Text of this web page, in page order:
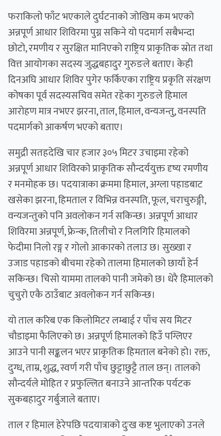
फराकिलो फाँट भएकाले दुर्घटनाको जोखिम कम भएको
अन्नपूर्ण आधार शिविरमा पुग्न सकिने यो पदमार्ग सबैभन्दा
छोटो, रमणीय र सुरक्षित मानिएको राष्ट्रिय प्राकृतिक स्रोत तथा
वित्त आयोगका सदस्य जुद्धबहादुर गुरुङले बताए। केही
दिनअघि आधार शिविर पुगेर फर्किएका राष्ट्रिय प्रकृति संरक्षण
कोषका पूर्व सदस्यसचिव समेत रहेका गुरुङले हिमाल
आरोहण मात्र नभएर झरना, ताल, हिमाल, वन्यजन्तु, वनस्पति
पदमार्गको आकर्षण भएको बताए।
समुद्री सतहदेखि चार हजार ३०५ मिटर उचाइमा रहेको
अन्नपूर्ण आधार शिविरको प्राकृतिक सौन्दर्ययुक्त दृष्य रमणीय
र मनमोहक छ। पदयात्राका क्रममा हिमाल, अग्ला पहाडबाट
खसेका झरना, हिमताल र विभिन्न वनस्पति, फूल, चराचुरुङ्गी,
वन्यजन्तुको पनि अवलोकन गर्न सकिन्छ। अन्नपूर्ण आधार
शिविरमा अन्नपूर्ण, फ्रेन्क, तिलीचो र निलगिरि हिमालको
फेदीमा निलो रङ्ग र गोलो आकारको तलाउ छ। सुख्खा र
उजाड पहाडको बीचमा रहेको तालमा हिमालको छायाँ हेर्न
सकिन्छ। चिसो याममा तालको पानी जमेको छ। धेरै हिमालको
चुचुरो एकै ठाउँबाट अवलोकन गर्न सकिन्छ।
यो ताल करिब एक किलोमिटर लम्बाई र पाँच सय मिटर
चौडाइमा फैलिएको छ। अन्नपूर्ण हिमालको हिउँ पग्लिएर
आउने पानी सङ्कलन भएर प्राकृतिक हिमताल बनेको हो। रक्त,
दुग्ध, ताम्र, शुद्ध, स्वर्ण गरी पाँच छुट्टाछुट्टै ताल छन्। तालको
सौन्दर्यले मोहित र प्रफुल्लित बनाउने आन्तरिक पर्यटक
सुकबहादुर गर्बुजाले बताए।
ताल र हिमाल हेरेपछि पदयात्राको दुःख कष्ट भुलाएको उनले